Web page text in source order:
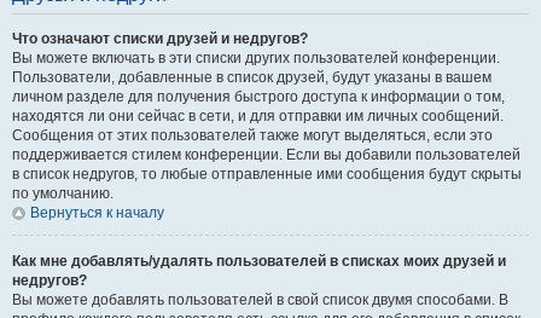
Что означают списки друзей и недругов?
Вы можете включать в эти списки других пользователей конференции.
Пользователи, добавленные в список друзей, будут указаны в вашем
личном разделе для получения быстрого доступа к информации о том,
находятся ли они сейчас в сети, и для отправки им личных сообщений.
Сообщения от этих пользователей также могут выделяться, если это
поддерживается стилем конференции. Если вы добавили пользователей
в список недругов, то любые отправленные ими сообщения будут скрыты
по умолчанию.
Вернуться к началу
Как мне добавлять/удалять пользователей в списках моих друзей и
недругов?
Вы можете добавлять пользователей в свой список двумя способами. В